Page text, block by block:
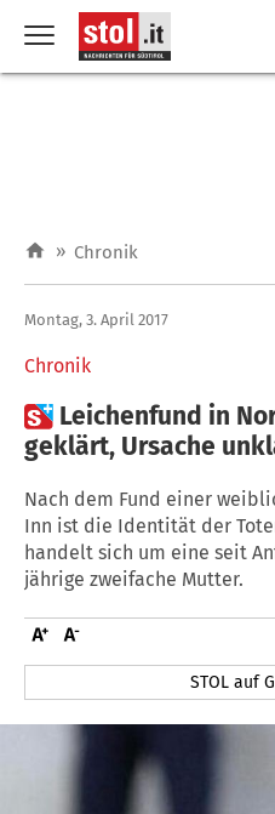
» Chronik
Chronik
Montag, 3. April 2017
 Leichenfund in
geklärt, Ursache
Nach dem Fund einer
Inn ist die Identität der
handelt sich um eine seit
jährige zweifache Mutter.
STOL auf